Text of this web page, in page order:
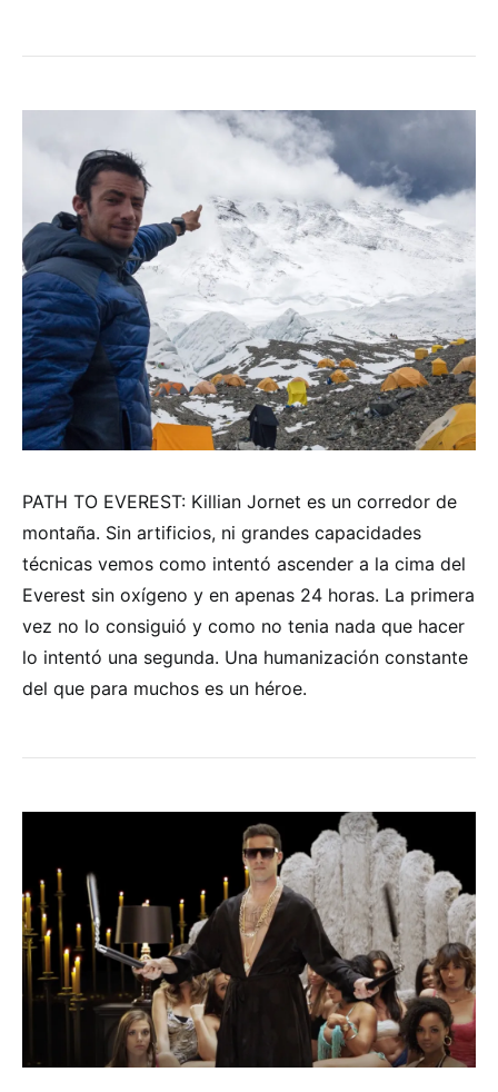
PATH TO EVEREST: Killian Jornet es un corredor de
montaña. Sin artificios, ni grandes capacidades
técnicas vemos como intentó ascender a la cima del
Everest sin oxígeno y en apenas 24 horas. La primera
vez no lo consiguió y como no tenia nada que hacer
lo intentó una segunda. Una humanización constante
del que para muchos es un héroe.